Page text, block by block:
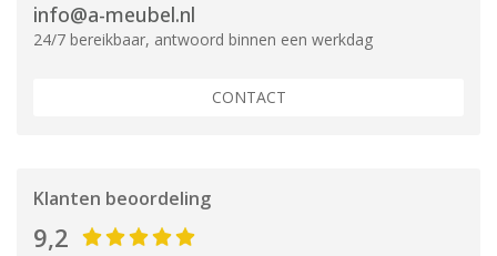
info@a-meubel.nl
24/7 bereikbaar, antwoord binnen een werkdag
CONTACT
Klanten beoordeling
9,2